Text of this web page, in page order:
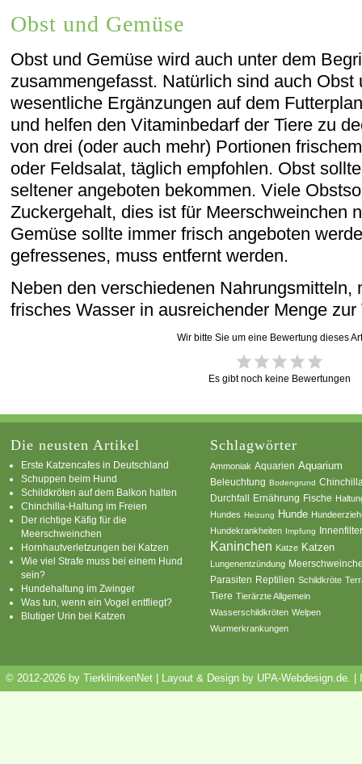
Obst und Gemüse
Obst und Gemüse wird auch unter dem
zusammengefasst. Natürlich sind auch Obst
wesentliche Ergänzungen auf dem
und helfen den Vitaminbedarf der Tiere zu
von drei (oder auch mehr) Portionen
oder Feldsalat, täglich empfohlen. Obst
seltener angeboten bekommen. Viele
Zuckergehalt, dies ist für Meerschweinchen
Gemüse sollte immer frisch angeboten
gefressenes, muss entfernt werden.
Neben den verschiedenen Nahrungsmitteln,
frisches Wasser in ausreichender Menge
Wir bitte Sie um eine Bewertung dieses
Es gibt noch keine Bewertungen
Die neusten Artikel
Erste Katzencafes in Deutschland
Schuppen beim Hund
Schildkröten auf dem Balkon halten
Chinchilla-Haltung im Freien
Der richtige Käfig für die
Meerschweinchen
Hornhautverletzungen bei Katzen
Wie viel Strafe muss bei einem Hund
sein?
Hundehaltung im Zwinger
Was tun, wenn ein Vogel entfliegt?
Blutiger Urin bei Katzen
Schlagwörter
Ammoniak Aquarien Aquarium
Beleuchtung Bodengrund
Durchfall Ernährung Fische
Hundes Heizung Hunde
Hundekrankheiten Impfung
Kaninchen Katze Katzen
Lungenentzündung
Parasiten Reptilien Schildkröte
Tiere Tierärzte Allgemein
Wasserschildkröten Welpen
Wurmerkrankungen
© 2012-2026 by TierklinikenNet | Layout & Design by UPA-Webdesign.de.